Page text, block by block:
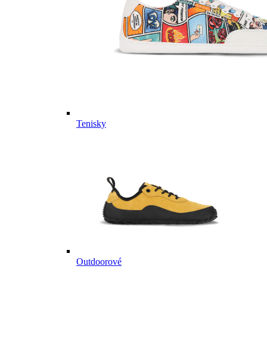
Tenisky
Outdoorové